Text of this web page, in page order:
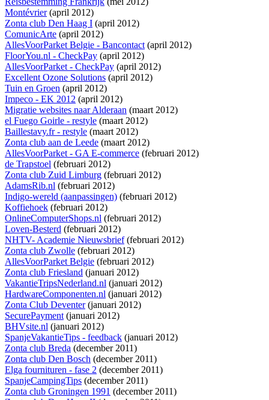
Montévrier(april 2012)
Zonta club Den Haag I (april 2012)
ComunicArte (april 2012)
AllesVoorParket Belgie - Bancontact(april 2012)
FloorYou.nl - CheckPay (april 2012)
AllesVoorParket - CheckPay (april 2012)
Excellent Ozone Solutions (april 2012)
Tuin en Groen (april 2012)
Impeco - EK 2012 (april 2012)
Migratie websites naar Alderaan (maart 2012)
el Fuego Goirle - restyle (maart 2012)
Baillestavy.fr - restyle (maart 2012)
Zonta club aan de Leede (maart 2012)
AllesVoorParket - GA E-commerce (februari 2012)
de Trapstoel (februari 2012)
Zonta club Zuid Limburg (februari 2012)
AdamsRib.nl (februari 2012)
Indigo-wereld (aanpassingen) (februari 2012)
Koffiehoek (februari 2012)
OnlineComputerShops.nl (februari 2012)
Loven-Besterd (februari 2012)
NHTV- Academie Nieuwsbrief(februari 2012)
Zonta club Zwolle (februari 2012)
AllesVoorParket Belgie (februari 2012)
Zonta club Friesland (januari 2012)
VakantieTripsNederland.nl (januari 2012)
HardwareComponenten.nl (januari 2012)
Zonta Club Deventer(januari 2012)
SecurePayment(januari 2012)
BHVsite.nl (januari 2012)
SpanjeVakantieTips - feedback (januari 2012)
Zonta club Breda (december 2011)
Zonta club Den Bosch (december 2011)
Elga fournituren - fase 2 (december 2011)
SpanjeCampingTips (december 2011)
Zonta club Groningen 1991 (december 2011)